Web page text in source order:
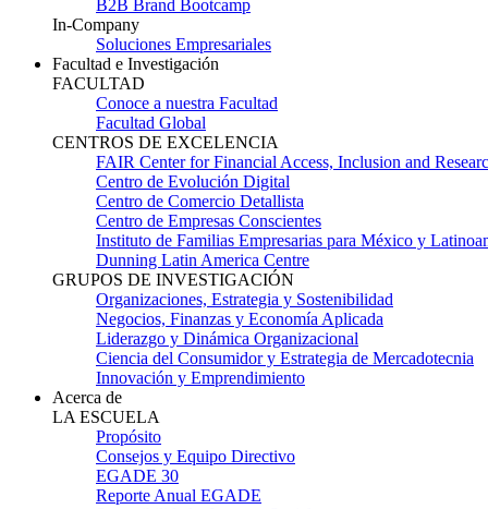
B2B Brand Bootcamp
In-Company
Soluciones Empresariales
Facultad e Investigación
FACULTAD
Conoce a nuestra Facultad
Facultad Global
CENTROS DE EXCELENCIA
FAIR Center for Financial Access, Inclusion and
Centro de Evolución Digital
Centro de Comercio Detallista
Centro de Empresas Conscientes
Instituto de Familias Empresarias para México y
Dunning Latin America Centre
GRUPOS DE INVESTIGACIÓN
Organizaciones, Estrategia y Sostenibilidad
Negocios, Finanzas y Economía Aplicada
Liderazgo y Dinámica Organizacional
Ciencia del Consumidor y Estrategia de Mercadotecnia
Innovación y Emprendimiento
Acerca de
LA ESCUELA
Propósito
Consejos y Equipo Directivo
EGADE 30
Reporte Anual EGADE